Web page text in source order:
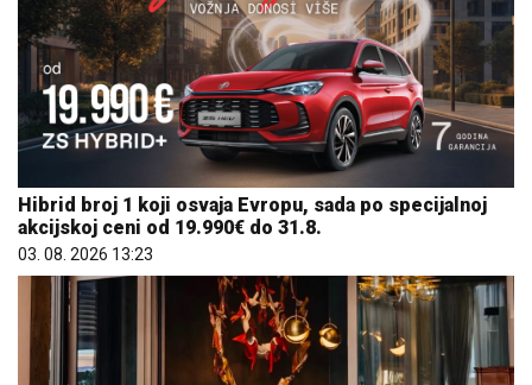
Hibrid broj 1 koji osvaja Evropu, sada po specijalnoj
akcijskoj ceni od 19.990€ do 31.8.
03. 08. 2026 13:23